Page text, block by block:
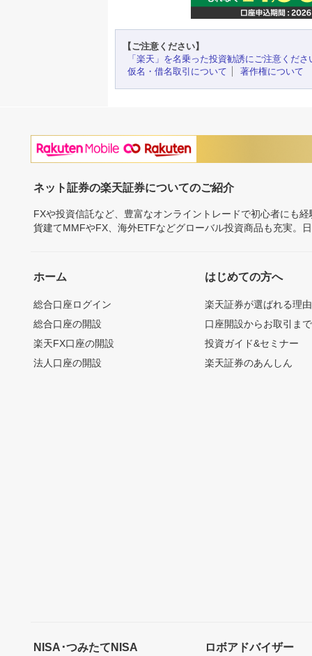
【ご注意ください】
「楽天」を名乗った投資勧誘にご注意くださ
仮名・借名取引について
著作権について
ネット証券の楽天証券についてのご紹介
FXや投資信託など、豊富なオンライントレードで初心者にも
貨建てMMFやFX、海外ETFなどグローバル投資商品も充実。
ホーム
総合口座ログイン
総合口座の開設
楽天FX口座の開設
法人口座の開設
はじめての方へ
楽天証券が選ばれる理由
口座開設からお取引ま
投資ガイド&セミナー
楽天証券のあんしん
NISA･つみたてNISA ロボアドバイザー